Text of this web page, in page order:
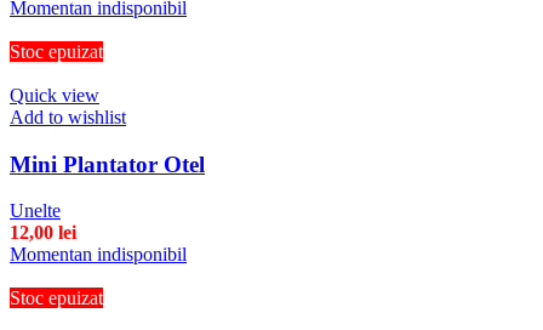
Momentan indisponibil
Stoc epuizat
Quick view
Add to wishlist
Mini Plantator Otel
Unelte
12,00 lei
Momentan indisponibil
Stoc epuizat